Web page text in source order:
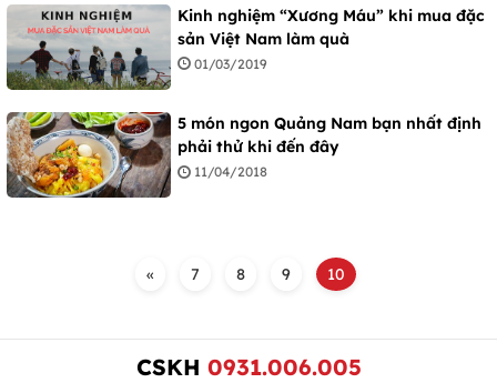
Kinh nghiệm “Xương Máu” khi mua đặc
sản Việt Nam làm quà
01/03/2019
5 món ngon Quảng Nam bạn nhất định
phải thử khi đến đây
11/04/2018
« 7 8 9 10
CSKH 0931.006.005